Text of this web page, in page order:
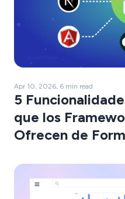
Apr 10, 2026, 6 min read
5
que los
Ofrecen de